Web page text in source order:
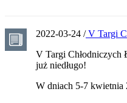
2022-03-24 /V Targi
V Targi Chłodniczych
już niedługo!
W dniach 5-7 kwietnia